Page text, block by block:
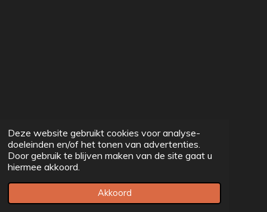
Deze website gebruikt cookies voor analyse-
doeleinden en/of het tonen van advertenties.
Door gebruik te blijven maken van de site gaat u
hiermee akkoord.
Akkoord